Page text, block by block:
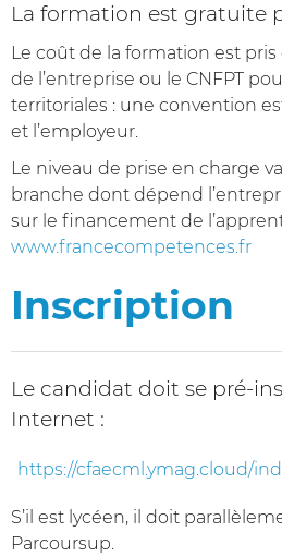
La formation est gratuite
Le coût de la formation est pris
de l’entreprise ou le CNFPT
territoriales : une convention
et l’employeur.
Le niveau de prise en charge
branche dont dépend
sur le financement de
www.francecompetences.fr
Inscription
Le candidat doit se pré-
Internet :
https://cfaecml.ymag.cloud/
S’il est lycéen, il doit
Parcoursup.